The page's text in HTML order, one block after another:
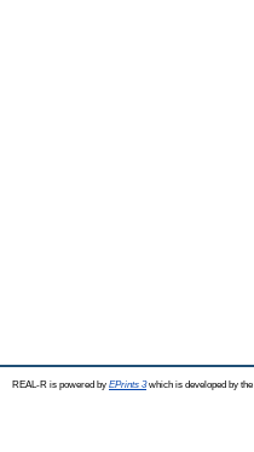
REAL-R is powered by EPrints 3which is developed by the